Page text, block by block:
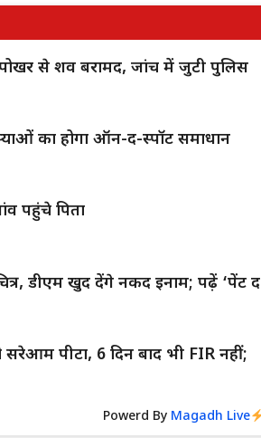
पोखर से शव बरामद, जांच में जुटी पुलिस
का होगा ऑन-द-स्पॉट समाधान
पहुंचे पिता
डीएम खुद देंगे नकद इनाम; पढ़ें ‘पेंट द
पीटा, 6 दिन बाद भी FIR नहीं;
Powerd By Magadh Live